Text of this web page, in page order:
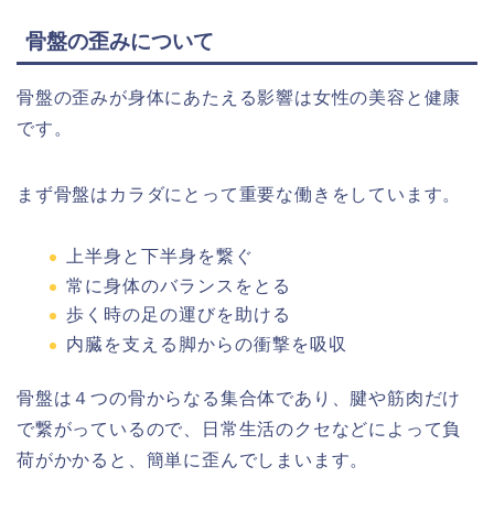
骨盤の歪みについて
骨盤の歪みが身体にあたえる影響は女性の美容と健康
です。
まず骨盤はカラダにとって重要な働きをしています。
上半身と下半身を繋ぐ
常に身体のバランスをとる
歩く時の足の運びを助ける
内臓を支える脚からの衝撃を吸収
骨盤は４つの骨からなる集合体であり、腱や筋肉だけ
で繋がっているので、
日常生活のクセなどによって負
荷がかかると、簡単に歪んでしまいます。